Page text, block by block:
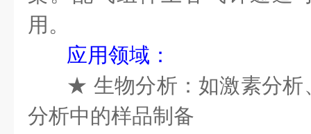
用。
应用领域：
★ 生物分析：如激素分
分析中的样品制备